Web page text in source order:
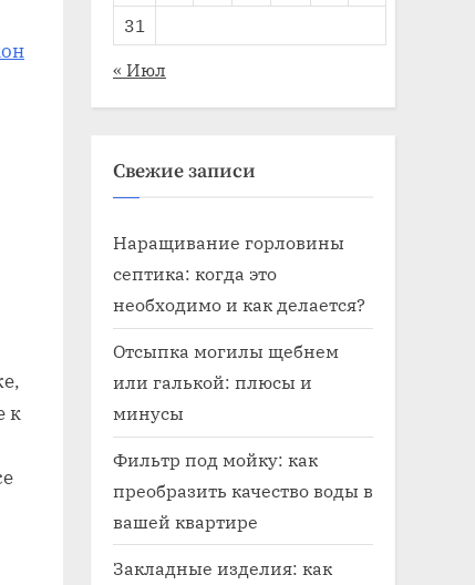
к
31
« Июл
Свежие записи
Наращивание горловины
септика: когда это
необходимо и как делается?
Отсыпка могилы щебнем
или галькой: плюсы и
минусы
Фильтр под мойку: как
преобразить качество воды в
вашей квартире
Закладные изделия: как